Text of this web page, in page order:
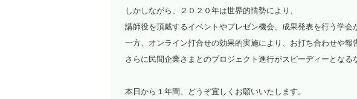
しかしながら、２０２０年は世界的情勢により、
講師役を頂戴するイベントやプレゼン機会、成果発表を行う学会
一方、オンライン打合せの効果的実施により、お打ち合わせや報
さらに民間企業さまとのプロジェクト進行がスピーディーとなる
本日から１年間、どうぞ宜しくお願いいたします。